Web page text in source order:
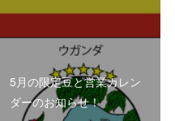
5月の限定豆と営業カレン
ダーのお知らせ！